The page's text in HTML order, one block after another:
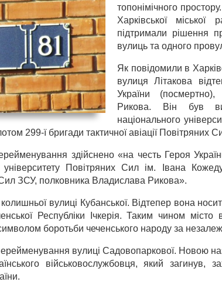
топонімічного
Харківської
підтримали рішення
вулиць та одного
Як повідомили в
вулиця Літакова
України
Рикова. Він був
національного
299-ї бригади тактичної авіації Повітряних
здійснено «на честь Героя
університету Повітряних Сил ім. Івана
Сил ЗСУ, полковника Владислава Рикова».
вулиці Кубанської. Відтепер вона
Республіки Ічкерія. Таким чином місто
боротьби чеченського народу за
вулиці Садовопаркової. Новою
військовослужбовця, який загинув,